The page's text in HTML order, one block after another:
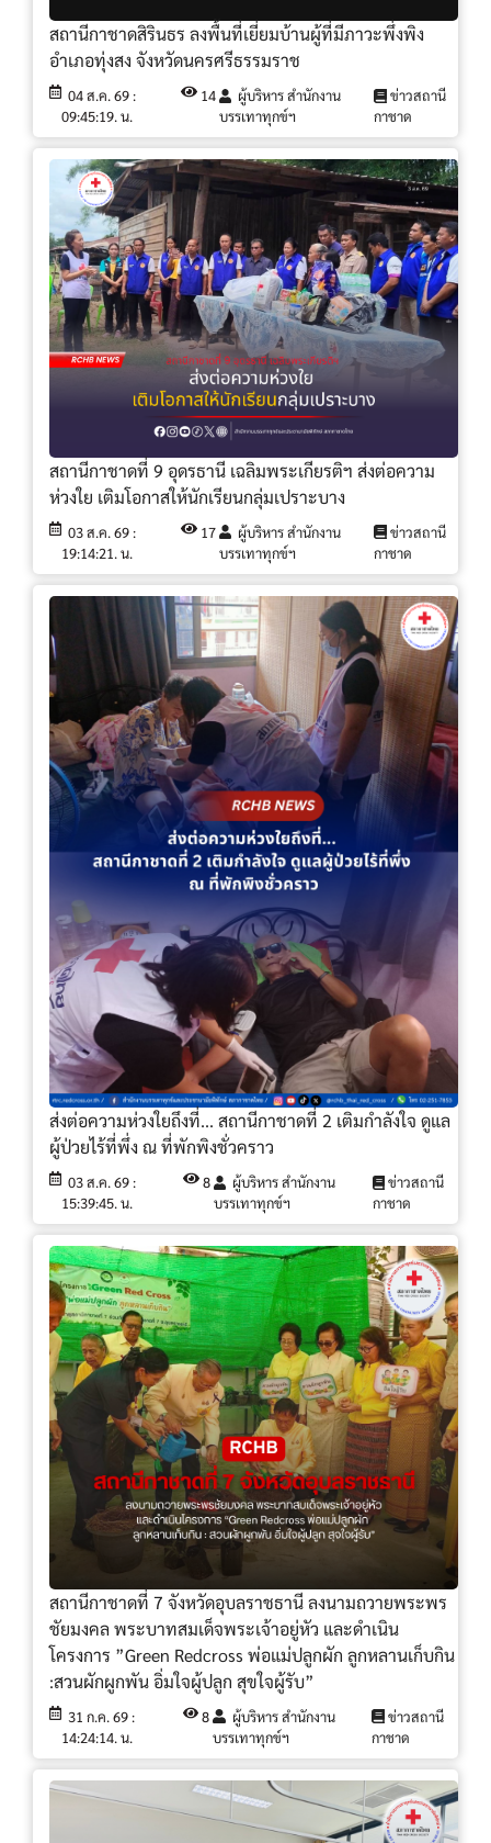
สถานีกาชาดสิรินธร ลงพื้นที่เยี่ยมบ้านผู้ที่มีภาวะพึ่งพิง
อำเภอทุ่งสง จังหวัดนครศรีธรรมราช
04 ส.ค. 69 :
09:45:19. น.
14
ผู้บริหาร สำนักงาน
บรรเทาทุกข์ฯ
ข่าวสถานี
กาชาด
สถานีกาชาดที่ 9 อุดรธานี เฉลิมพระเกียรติฯ ส่งต่อความ
ห่วงใย เติมโอกาสให้นักเรียนกลุ่มเปราะบาง
03 ส.ค. 69 :
19:14:21. น.
17
ผู้บริหาร สำนักงาน
บรรเทาทุกข์ฯ
ข่าวสถานี
กาชาด
ส่งต่อความห่วงใยถึงที่... สถานีกาชาดที่ 2 เติมกำลังใจ ดูแล
ผู้ป่วยไร้ที่พึ่ง ณ ที่พักพิงชั่วคราว
03 ส.ค. 69 :
15:39:45. น.
8
ผู้บริหาร สำนักงาน
บรรเทาทุกข์ฯ
ข่าวสถานี
กาชาด
สถานีกาชาดที่ 7 จังหวัดอุบลราชธานี ลงนามถวายพระพร
ชัยมงคล พระบาทสมเด็จพระเจ้าอยู่หัว และดำเนิน
โครงการ ”Green Redcross พ่อแม่ปลูกผัก ลูกหลานเก็บกิน
:สวนผักผูกพัน อิ่มใจผู้ปลูก สุขใจผู้รับ”
31 ก.ค. 69 :
14:24:14. น.
8
ผู้บริหาร สำนักงาน
บรรเทาทุกข์ฯ
ข่าวสถานี
กาชาด